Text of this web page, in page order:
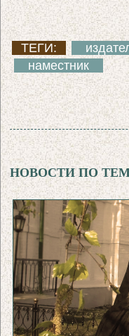
ТЕГИ:
наместник
НОВОСТИ ПО